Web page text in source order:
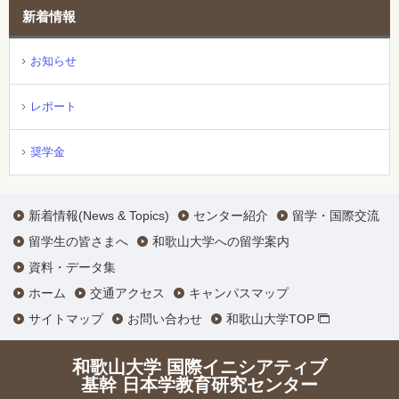
新着情報
お知らせ
レポート
奨学金
新着情報(News & Topics) センター紹介
留学・国際交流
留学生の皆さまへ
和歌山大学への留学案内
資料・データ集
ホーム
交通アクセス
キャンパスマップ
サイトマップ
お問い合わせ 和歌山大学TOP
和歌山大学 国際イニシアティブ
基幹 日本学教育研究センター